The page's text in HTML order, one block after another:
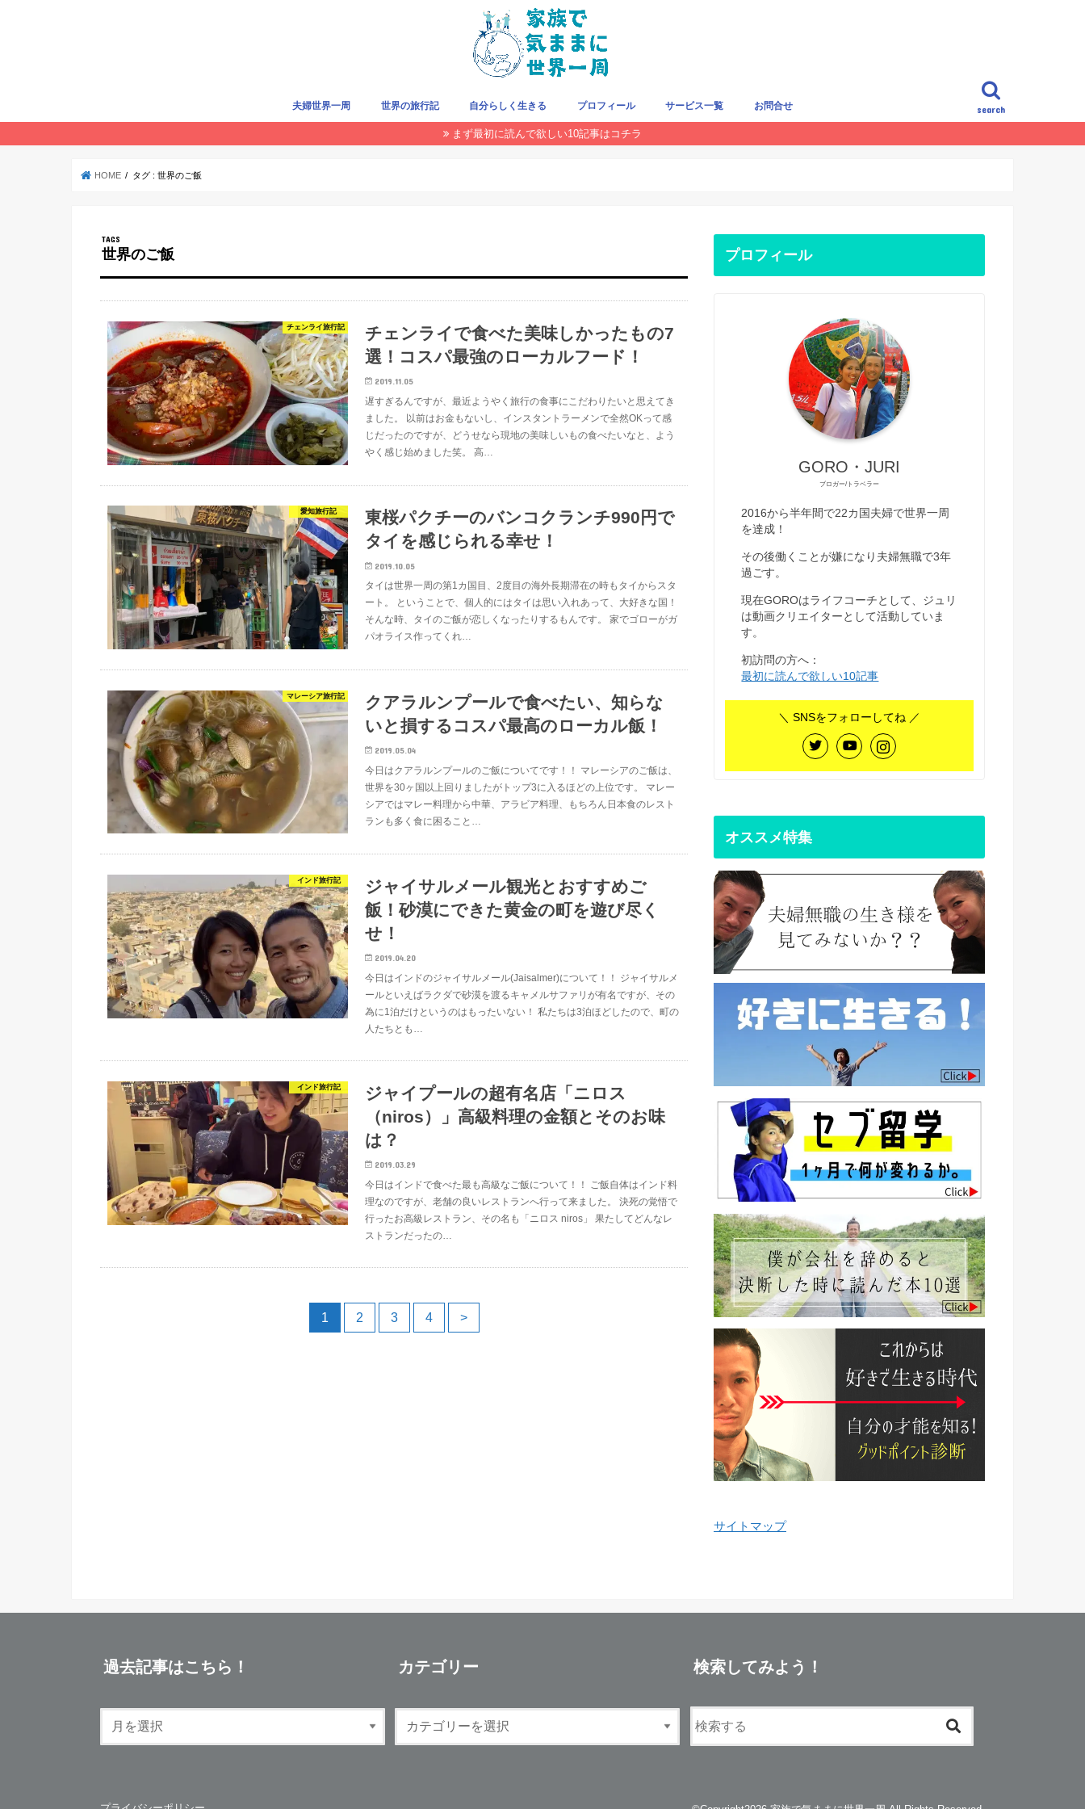
search
夫婦世界一周
旅をお得にする方法
クレジットカード
旅の持ち物
飛行機/LCC
国・地域で探す
世界の旅行記 自分らしく生きる
THIS WEEK
プロフィール サービス一覧 お問合せ
まず最初に読んで欲しい10記事はコチラ
HOME タグ : 世界のご飯
世界のご飯
チェンライ旅行記
チェンライで食べた美味しかったもの7
選！コスパ最強のローカルフード！
2019.11.05
遅すぎるんですが、最近ようやく旅行の食事にこだわりたいと思えてき
ました。 以前はお金もないし、インスタントラーメンで全然OKって感
じだったのですが、どうせなら現地の美味しいもの食べたいなと、よう
やく感じ始めました笑。 高…
愛知旅行記
東桜パクチーのバンコクランチ990円で
タイを感じられる幸せ！
2019.10.05
タイは世界一周の第1カ国目、2度目の海外長期滞在の時もタイからスタ
ート。 ということで、個人的にはタイは思い入れあって、大好きな国！
そんな時、タイのご飯が恋しくなったりするもんです。 家でゴローがガ
パオライス作ってくれ…
マレーシア旅行記
クアラルンプールで食べたい、知らな
いと損するコスパ最高のローカル飯！
2019.05.04
今日はクアラルンプールのご飯についてです！！ マレーシアのご飯は、
世界を30ヶ国以上回りましたがトップ3に入るほどの上位です。 マレー
シアではマレー料理から中華、アラビア料理、もちろん日本食のレスト
ランも多く食に困ること…
インド旅行記
ジャイサルメール観光とおすすめご
飯！砂漠にできた黄金の町を遊び尽く
せ！
2019.04.20
今日はインドのジャイサルメール(Jaisalmer)について！！ ジャイサルメ
ールといえばラクダで砂漠を渡るキャメルサファリが有名ですが、その
為に1泊だけというのはもったいない！ 私たちは3泊ほどしたので、町の
人たちとも…
インド旅行記
ジャイプールの超有名店「ニロス
（niros）」高級料理の金額とそのお味
は？
2019.03.29
今日はインドで食べた最も高級なご飯について！！ ご飯自体はインド料
理なのですが、老舗の良いレストランへ行って来ました。 決死の覚悟で
行ったお高級レストラン、その名も「ニロス niros」 果たしてどんなレ
ストランだったの…
1 2 3 4 >
プロフィール
GORO・JURI
ブロガー/トラベラー
2016から半年間で22カ国夫婦で世界一周
を達成！
その後働くことが嫌になり夫婦無職で3年
過ごす。
現在GOROはライフコーチとして、ジュリ
は動画クリエイターとして活動していま
す。
初訪問の方へ：
最初に読んで欲しい10記事
＼ SNSをフォローしてね ／
オススメ特集
サイトマップ
過去記事はこちら！ カテゴリー 検索してみよう！